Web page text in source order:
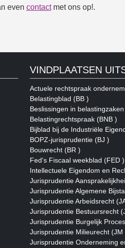
even contactmet ons op!.
VINDPLAATSEN
Actuele rechtspraak
Belastingblad (BB )
Beslissingen in
Belastingrechtspraak (BNB )
Bijblad bij de Industriële
BOPZ-jurisprudentie (BJ )
Bouwrecht (BR )
Fed's Fiscaal weekblad (FED )
Intellectuele Eigendom en
Jurisprudentie
Jurisprudentie Algemene
Jurisprudentie Arbeidsrecht
Jurisprudentie Bestuursrecht
Jurisprudentie Burgelijk
Jurisprudentie Milieurecht (JM
Jurisprudentie Onderneming